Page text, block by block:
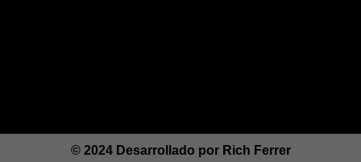
© 2024 Desarrollado por Rich Ferrer